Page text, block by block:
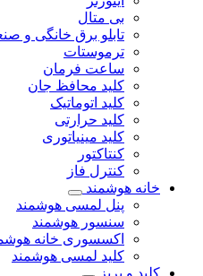
بی متال
تابلو برق خانگی و
ترموستات
ساعت فرمان
کلید محافظ جان
کلید اتوماتیک
کلید حرارتی
کلید مینیاتوری
کنتاکتور
کنترل فاز
خانه هوشمند
پنل لمسی هوشمند
سنسور هوشمند
اکسسوری خانه
کلید لمسی هوشمند